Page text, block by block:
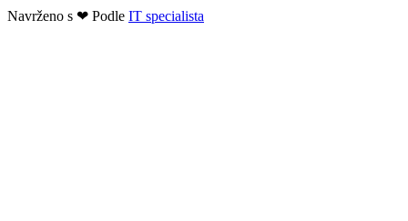
Navrženo s ❤ Podle IT specialista